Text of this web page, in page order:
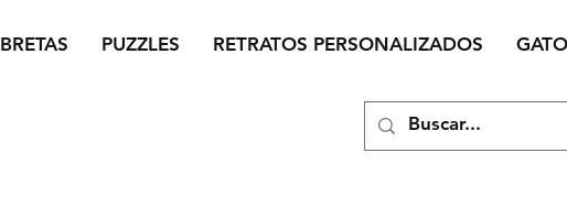
PUZZLES RETRATOS PERSONALIZADOS